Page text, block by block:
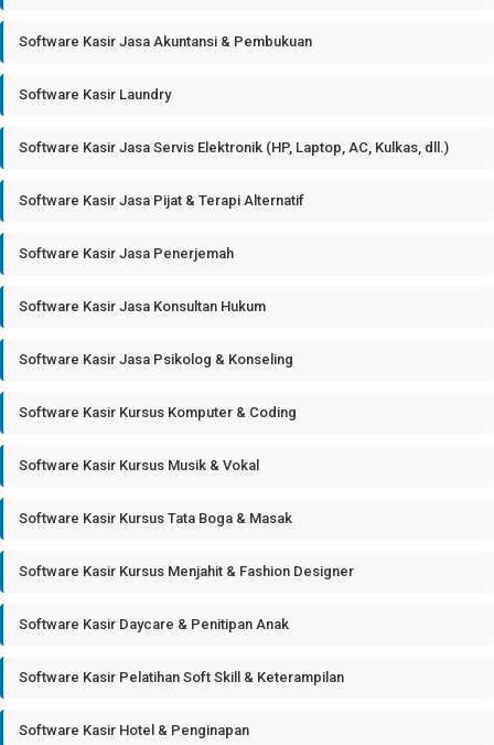
Software Kasir Jasa Akuntansi & Pembukuan
Software Kasir Laundry
Software Kasir Jasa Servis Elektronik (HP, Laptop, AC, Kulkas, dll.)
Software Kasir Jasa Pijat & Terapi Alternatif
Software Kasir Jasa Penerjemah
Software Kasir Jasa Konsultan Hukum
Software Kasir Jasa Psikolog & Konseling
Software Kasir Kursus Komputer & Coding
Software Kasir Kursus Musik & Vokal
Software Kasir Kursus Tata Boga & Masak
Software Kasir Kursus Menjahit & Fashion Designer
Software Kasir Daycare & Penitipan Anak
Software Kasir Pelatihan Soft Skill & Keterampilan
Software Kasir Hotel & Penginapan